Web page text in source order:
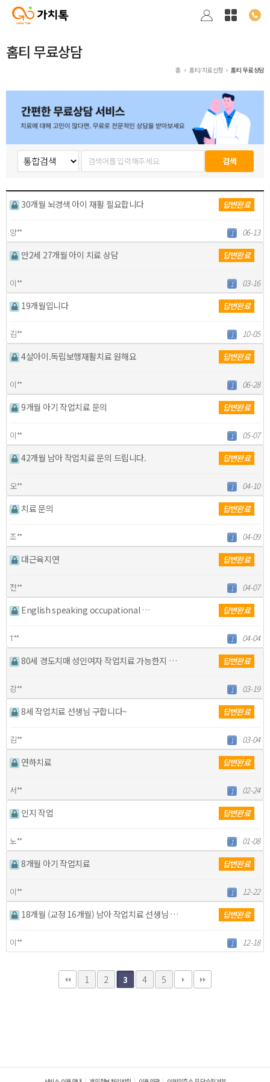
홈티 무료상담
홈 홈티/치료신청 홈티 무료상담
30개월 뇌경색 아이 재활 필요합니다 답변완료
양** 1 06-13
만2세 27개월 아이 치료 상담 답변완료
이** 1 03-16
19개월입니다 답변완료
김** 1 10-05
4살아이.독립보행재활치료 원해요 답변완료
이** 1 06-28
9개월 아기 작업치료 문의 답변완료
이** 1 05-07
42개월 남아 작업치료 문의 드립니다. 답변완료
오** 1 04-10
치료 문의 답변완료
조** 1 04-09
대근육지연 답변완료
전** 1 04-07
English speaking occupational … 답변완료
T** 1 04-04
80세 경도치매 성인여자 작업치료 가능한지 문의합니다 답변완료
강** 1 03-19
8세 작업치료 선생님 구합니다~ 답변완료
김** 1 03-04
연하치료 답변완료
서** 1 02-24
인지 작업 답변완료
노** 1 01-08
8개월 아기 작업치료 답변완료
이** 1 12-22
18개월 (교정 16개월) 남아 작업치료 선생님 구합니… 답변완료
이** 1 12-18
1 2 3 4 5